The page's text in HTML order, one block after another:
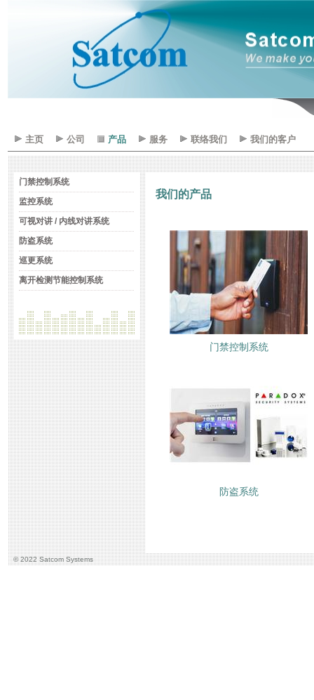
主页 公司 产品 服务 联络我们 我们的客户
门禁控制系统
监控系统
可视对讲 / 内线对讲系统
防盗系统
巡更系统
离开检测节能控制系统
我们的产品
门禁控制系统
防盗系统
© 2022 Satcom Systems